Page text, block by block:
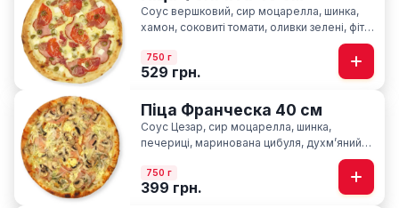
Соус вершковий, сир моцарелла, шинка,
хамон, соковиті томати, оливки зелені, фіта,
750 г
529 грн.
Піца Франческа 40 см
Соус Цезар, сир моцарелла, шинка,
печериці, маринована цибуля, духмʼяний
750 г
399 грн.